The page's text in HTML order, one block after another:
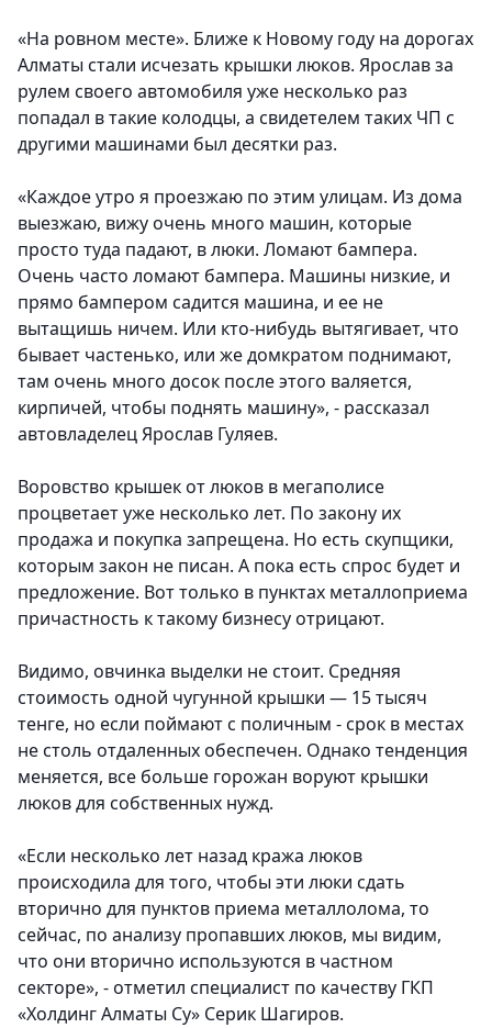
«На ровном месте». Ближе к Новому году на дорогах
Алматы стали исчезать крышки люков. Ярослав за
рулем своего автомобиля уже несколько раз
попадал в такие колодцы, а свидетелем таких ЧП с
другими машинами был десятки раз.
«Каждое утро я проезжаю по этим улицам. Из дома
выезжаю, вижу очень много машин, которые
просто туда падают, в люки. Ломают бампера.
Очень часто ломают бампера. Машины низкие, и
прямо бампером садится машина, и ее не
вытащишь ничем. Или кто-нибудь вытягивает, что
бывает частенько, или же домкратом поднимают,
там очень много досок после этого валяется,
кирпичей, чтобы поднять машину», - рассказал
автовладелец Ярослав Гуляев.
Воровство крышек от люков в мегаполисе
процветает уже несколько лет. По закону их
продажа и покупка запрещена. Но есть скупщики,
которым закон не писан. А пока есть спрос будет и
предложение. Вот только в пунктах металлоприема
причастность к такому бизнесу отрицают.
Видимо, овчинка выделки не стоит. Средняя
стоимость одной чугунной крышки — 15 тысяч
тенге, но если поймают с поличным - срок в местах
не столь отдаленных обеспечен. Однако тенденция
меняется, все больше горожан воруют крышки
люков для собственных нужд.
«Если несколько лет назад кража люков
происходила для того, чтобы эти люки сдать
вторично для пунктов приема металлолома, то
сейчас, по анализу пропавших люков, мы видим,
что они вторично используются в частном
секторе», - отметил специалист по качеству ГКП
«Холдинг Алматы Су» Серик Шагиров.